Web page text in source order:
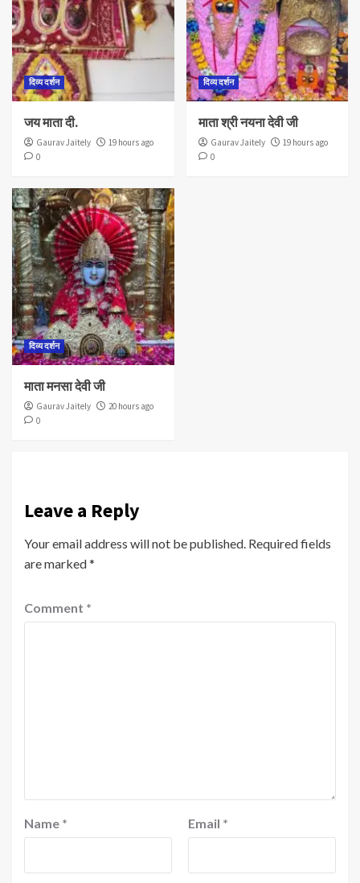
दिव्य दर्शन
जय माता दी.
Gaurav Jaitely
19 hours ago
0
दिव्य दर्शन
माता श्री नयना देवी जी
Gaurav Jaitely
19 hours ago
0
दिव्य दर्शन
माता मनसा देवी जी
Gaurav Jaitely
20 hours ago
0
Leave a Reply
Your email address will not be published. Required fields
are marked*
Comment *
Name * Email *